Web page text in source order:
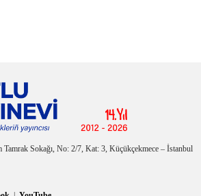
Sokağı, No: 2/7, Kat: 3, Küçükçekmece – İstanbul